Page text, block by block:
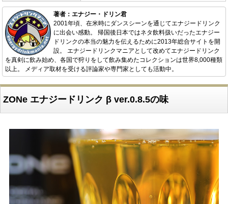
著者：エナジー・ドリン君
2001年頃、在米時にダンスシーンを通じてエナジードリンク
に出会い感動。 帰国後日本ではネタ飲料扱いだったエナジー
ドリンクの本当の魅力を伝えるために2013年総合サイトを開
設。 エナジードリンクマニアとして改めてエナジードリンク
を真剣に飲み始め、各国で狩りをして飲み集めたコレクションは世界8,000種類
以上。 メディア取材を受ける評論家や専門家としても活動中。
ZONe エナジードリンク β ver.0.8.5の味